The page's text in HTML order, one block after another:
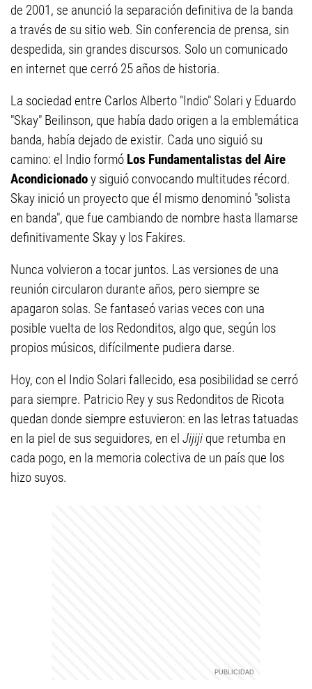
de 2001, se anunció la separación definitiva de la banda
a través de su sitio web. Sin conferencia de prensa, sin
despedida, sin grandes discursos. Solo un comunicado
en internet que cerró 25 años de historia.
La sociedad entre Carlos Alberto "Indio" Solari y Eduardo
"Skay" Beilinson, que había dado origen a la emblemática
banda, había dejado de existir. Cada uno siguió su
camino: el Indio formó Los Fundamentalistas del Aire
Acondicionadoy siguió convocando multitudes récord.
Skay inició un proyecto que él mismo denominó "solista
en banda", que fue cambiando de nombre hasta llamarse
definitivamente Skay y los Fakires.
Nunca volvieron a tocar juntos. Las versiones de una
reunión circularon durante años, pero siempre se
apagaron solas. Se fantaseó varias veces con una
posible vuelta de los Redonditos, algo que, según los
propios músicos, difícilmente pudiera darse.
Hoy, con el Indio Solari fallecido, esa posibilidad se cerró
para siempre. Patricio Rey y sus Redonditos de Ricota
quedan donde siempre estuvieron: en las letras tatuadas
en la piel de sus seguidores, en el Jijiji que retumba en
cada pogo, en la memoria colectiva de un país que los
hizo suyos.